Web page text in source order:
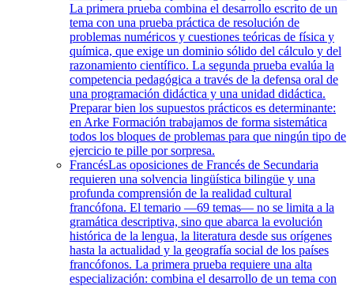
La primera prueba combina el desarrollo escrito de un
tema con una prueba práctica de resolución de
problemas numéricos y cuestiones teóricas de física y
química, que exige un dominio sólido del cálculo y del
razonamiento científico. La segunda prueba evalúa la
competencia pedagógica a través de la defensa oral de
una programación didáctica y una unidad didáctica.
Preparar bien los supuestos prácticos es determinante:
en Arke Formación trabajamos de forma sistemática
todos los bloques de problemas para que ningún tipo de
ejercicio te pille por sorpresa.
FrancésLas oposiciones de Francés de Secundaria
requieren una solvencia lingüística bilingüe y una
profunda comprensión de la realidad cultural
francófona. El temario —69 temas— no se limita a la
gramática descriptiva, sino que abarca la evolución
histórica de la lengua, la literatura desde sus orígenes
hasta la actualidad y la geografía social de los países
francófonos. La primera prueba requiere una alta
especialización: combina el desarrollo de un tema con